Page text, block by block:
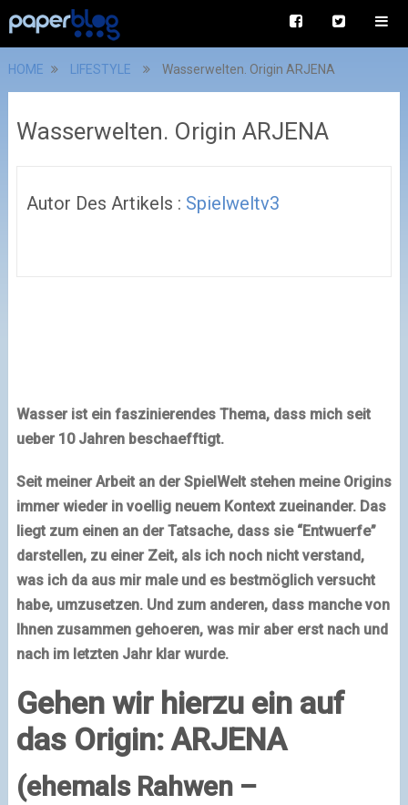
HOME LIFESTYLE Wasserwelten. Origin ARJENA
Wasserwelten. Origin ARJENA
Autor Des Artikels : Spielweltv3
Wasser ist ein faszinierendes Thema, dass mich seit
ueber 10 Jahren beschaefftigt.
Seit meiner Arbeit an der SpielWelt stehen meine Origins
immer wieder in voellig neuem Kontext zueinander. Das
liegt zum einen an der Tatsache, dass sie “Entwuerfe”
darstellen, zu einer Zeit, als ich noch nicht verstand,
was ich da aus mir male und es bestmöglich versucht
habe, umzusetzen. Und zum anderen, dass manche von
Ihnen zusammen gehoeren, was mir aber erst nach und
nach im letzten Jahr klar wurde.
Gehen wir hierzu ein auf
das Origin: ARJENA
(ehemals Rahwen –